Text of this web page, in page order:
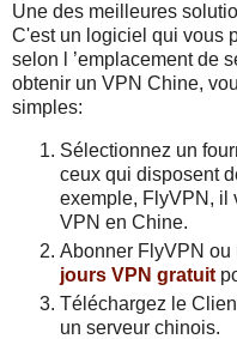
Une des meilleures
C'est un logiciel qui vous
selon l
’emplacement de
obtenir un VPN Chine,
simples:
Sélectionnez un
ceux qui disposent
exemple, FlyVPN, il
VPN en Chine.
Abonner FlyVPN ou
jours VPN gratuit
Téléchargez le
un serveur chinois.